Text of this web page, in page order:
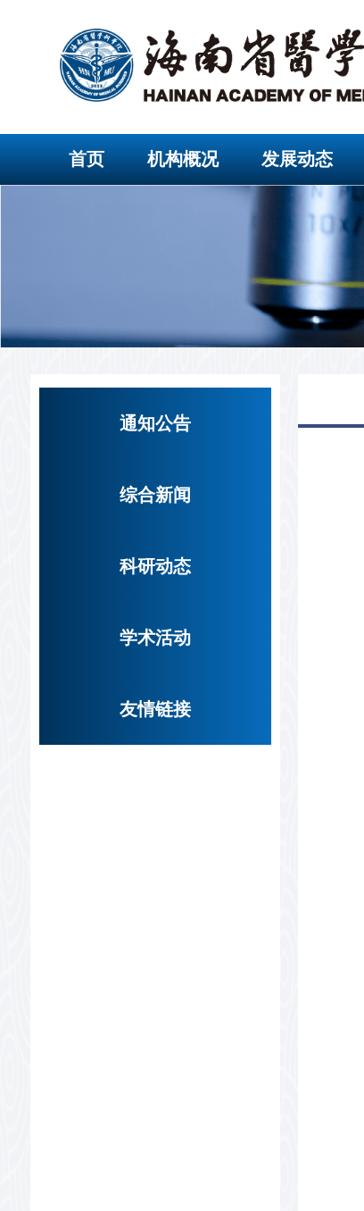
首页 机构概况 发展动态
通知公告
综合新闻
科研动态
学术活动
友情链接